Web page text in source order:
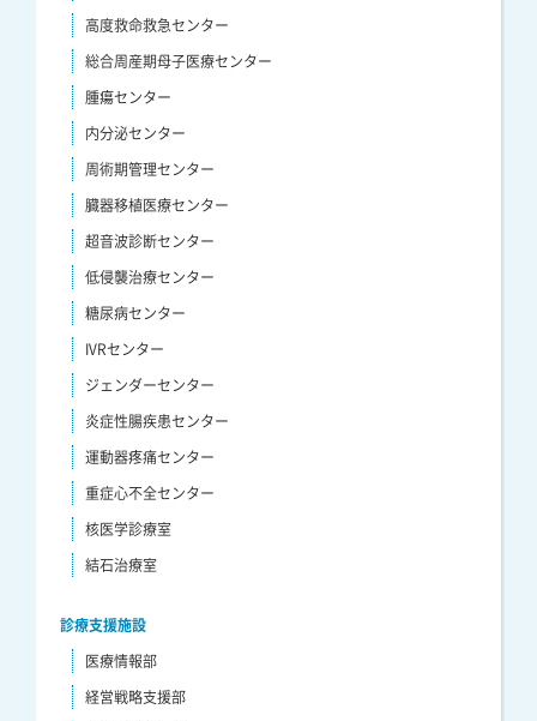
高度救命救急センター
総合周産期母子医療センター
腫瘍センター
内分泌センター
周術期管理センター
臓器移植医療センター
超音波診断センター
低侵襲治療センター
糖尿病センター
IVRセンター
ジェンダーセンター
炎症性腸疾患センター
運動器疼痛センター
重症心不全センター
核医学診療室
結石治療室
診療支援施設
医療情報部
経営戦略支援部